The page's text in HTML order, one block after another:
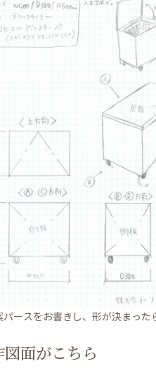
パースをお書きし、形が決まった
図面がこちら